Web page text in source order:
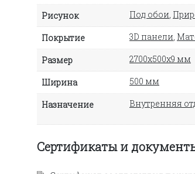
Рисунок Под обои,
Покрытие 3D панели,
Размер 2700х500х9 мм
Ширина 500 мм
Назначение Внутренняя
Сертификаты и